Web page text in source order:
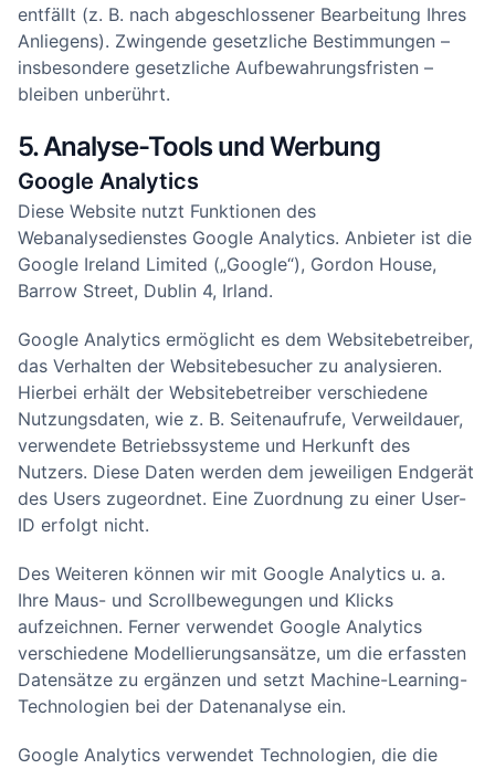
entfällt (z. B. nach abgeschlossener Bearbeitung Ihres
Anliegens). Zwingende gesetzliche Bestimmungen –
insbesondere gesetzliche Aufbewahrungsfristen –
bleiben unberührt.
5. Analyse-Tools und Werbung
Google Analytics
Diese Website nutzt Funktionen des
Webanalysedienstes Google Analytics. Anbieter ist die
Google Ireland Limited („Google“), Gordon House,
Barrow Street, Dublin 4, Irland.
Google Analytics ermöglicht es dem Websitebetreiber,
das Verhalten der Websitebesucher zu analysieren.
Hierbei erhält der Websitebetreiber verschiedene
Nutzungsdaten, wie z. B. Seitenaufrufe, Verweildauer,
verwendete Betriebssysteme und Herkunft des
Nutzers. Diese Daten werden dem jeweiligen Endgerät
des Users zugeordnet. Eine Zuordnung zu einer User-
ID erfolgt nicht.
Des Weiteren können wir mit Google Analytics u. a.
Ihre Maus- und Scrollbewegungen und Klicks
aufzeichnen. Ferner verwendet Google Analytics
verschiedene Modellierungsansätze, um die erfassten
Datensätze zu ergänzen und setzt Machine-Learning-
Technologien bei der Datenanalyse ein.
Google Analytics verwendet Technologien, die die